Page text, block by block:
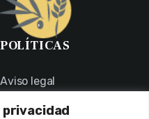
privacidad
POLÍTICAS
Aviso legal
Política de Privacidad